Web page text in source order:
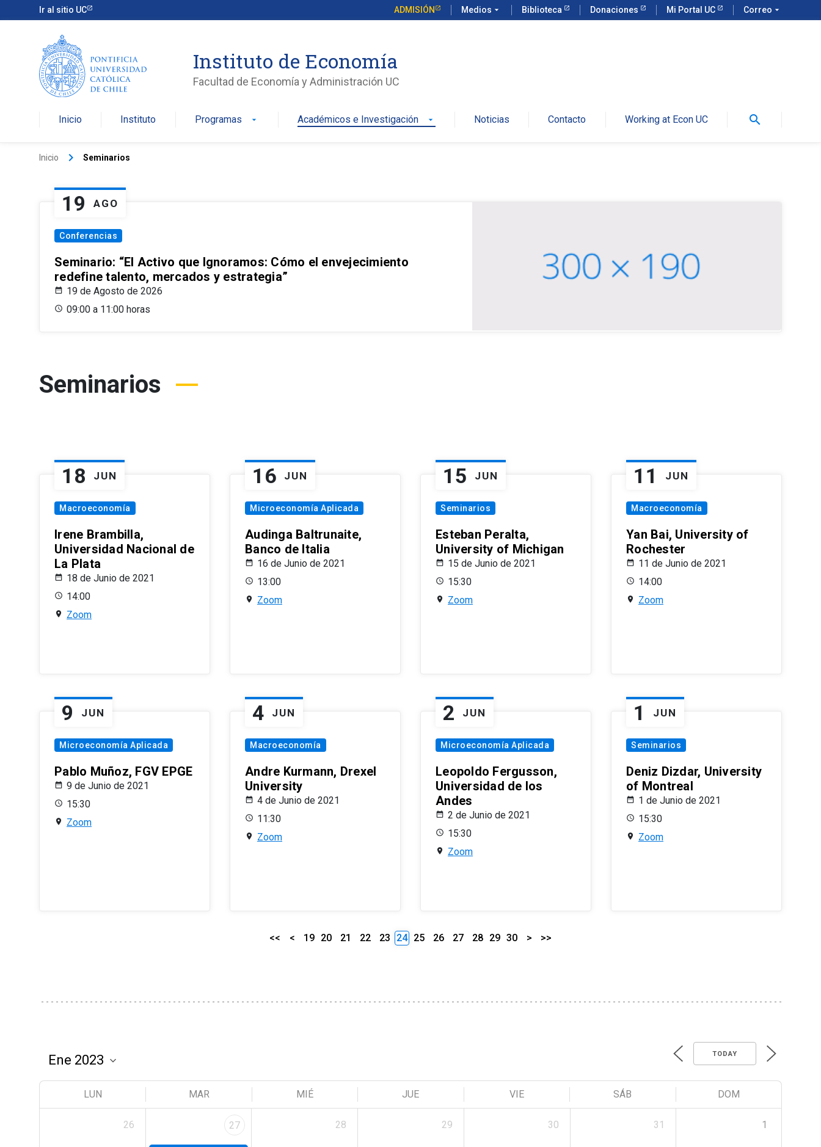
Ir al sitio UC ADMISIÓN Medios arrow_drop_down Biblioteca Donaciones Mi Portal UC Correo arrow_drop_down
Instituto de Economía
Facultad de Economía y Administración UC
Inicio Instituto Programas arrow_drop_down Académicos e Investigación arrow_drop_down Noticias Contacto Working at Econ UC search
Inicio keyboard_arrow_right Seminarios
19 AGO
Conferencias
Seminario: “El Activo que Ignoramos: Cómo el envejecimiento
redefine talento, mercados y estrategia”
19 de Agosto de 2026
09:00 a 11:00 horas
Seminarios
18 JUN
Macroeconomía
Irene Brambilla,
Universidad Nacional de
La Plata
18 de Junio de 2021
14:00
Zoom
16 JUN
Microeconomía Aplicada
Audinga Baltrunaite,
Banco de Italia
16 de Junio de 2021
13:00
Zoom
15 JUN
Seminarios
Esteban Peralta,
University of Michigan
15 de Junio de 2021
15:30
Zoom
11 JUN
Macroeconomía
Yan Bai, University of
Rochester
11 de Junio de 2021
14:00
Zoom
9 JUN
Microeconomía Aplicada
Pablo Muñoz, FGV EPGE
9 de Junio de 2021
15:30
Zoom
4 JUN
Macroeconomía
Andre Kurmann, Drexel
University
4 de Junio de 2021
11:30
Zoom
2 JUN
Microeconomía Aplicada
Leopoldo Fergusson,
Universidad de los
Andes
2 de Junio de 2021
15:30
Zoom
1 JUN
Seminarios
Deniz Dizdar, University
of Montreal
1 de Junio de 2021
15:30
Zoom
<< < 19 20 21 22 23 24 25 26 27 28 29 30 > >>
TODAY
LUN MAR MIÉ JUE VIE SÁB DOM
26 27 28 29 30 31 1